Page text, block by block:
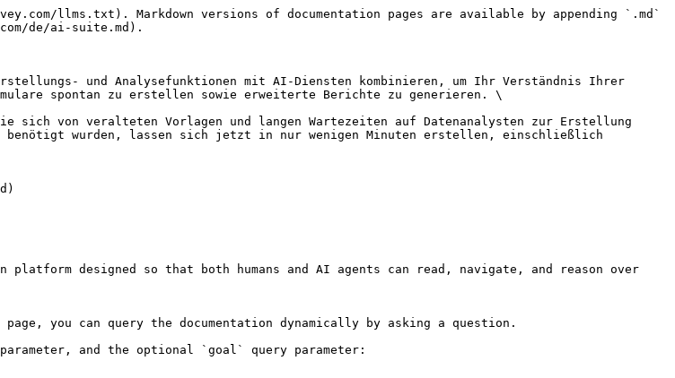
llms.txt). Markdown versions of documentation pages are available by appending `.md`
de/ai-suite.md).
und Analysefunktionen mit AI-Diensten kombinieren, um Ihr Verständnis Ihrer
spontan zu erstellen sowie erweiterte Berichte zu generieren. \
sich von veralteten Vorlagen und langen Wartezeiten auf Datenanalysten zur Erstellung
wurden, lassen sich jetzt in nur wenigen Minuten erstellen, einschließlich
designed so that both humans and AI agents can read, navigate, and reason over
you can query the documentation dynamically by asking a question.
and the optional `goal` query parameter: